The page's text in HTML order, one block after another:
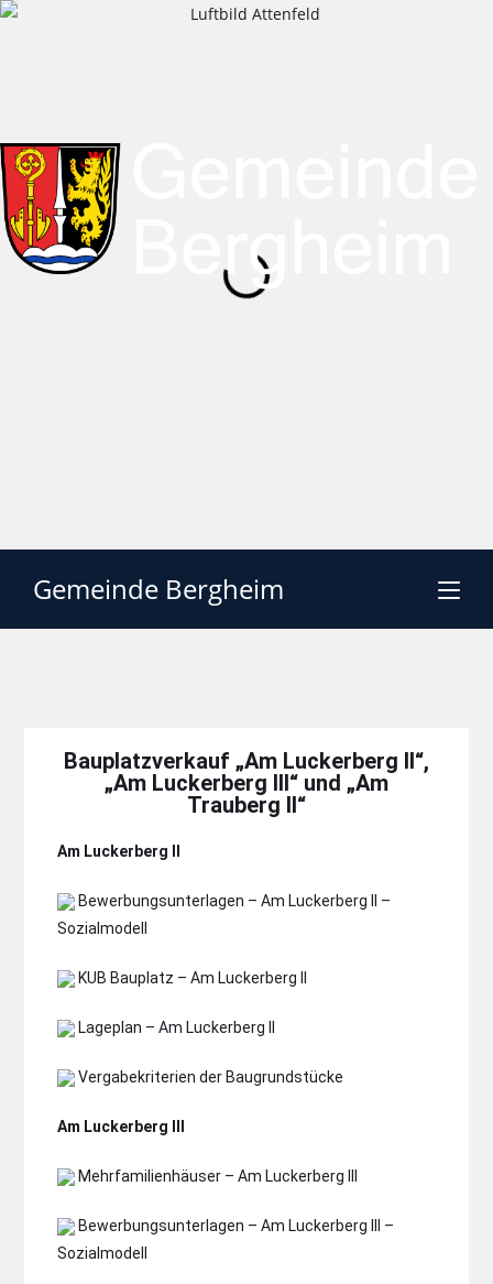
Gemeinde Bergheim
Bauplatzverkauf „Am Luckerberg II“,
„Am Luckerberg III“ und „Am
Trauberg II“
Am Luckerberg II
Bewerbungsunterlagen – Am Luckerberg II –
Sozialmodell
KUB Bauplatz – Am Luckerberg II
Lageplan – Am Luckerberg II
Vergabekriterien der Baugrundstücke
Am Luckerberg III
Mehrfamilienhäuser – Am Luckerberg III
Bewerbungsunterlagen – Am Luckerberg III –
Sozialmodell